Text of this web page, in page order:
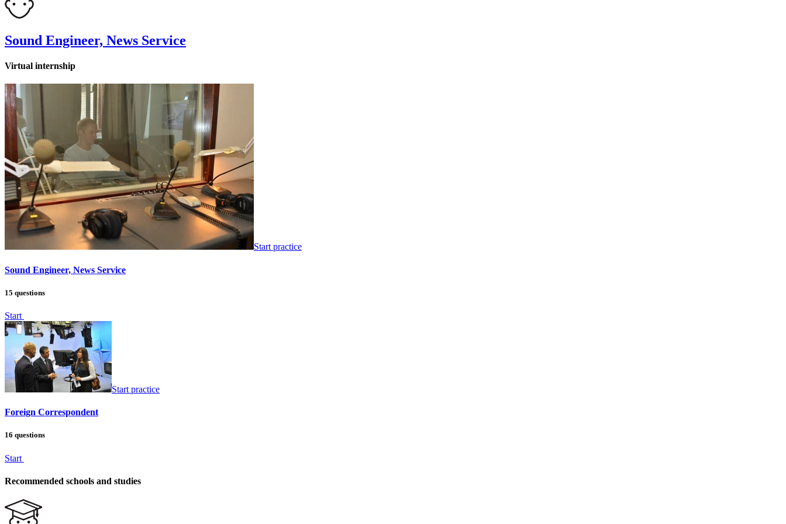
Sound Engineer, News Service
Virtual internship
Start practice
Sound Engineer, News Service
15 questions
Start
Start practice
Foreign Correspondent
16 questions
Start
Recommended schools and studies